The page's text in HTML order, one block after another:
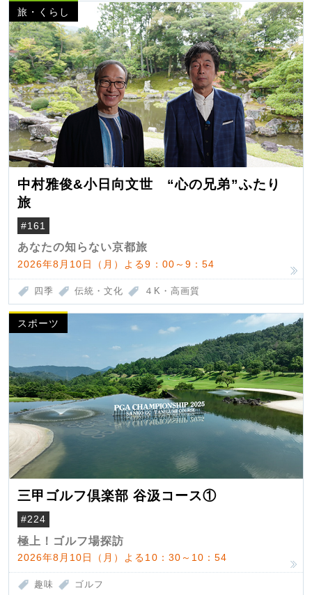
旅・くらし
中村雅俊&小日向文世 “心の兄弟”ふたり
旅
#161
あなたの知らない京都旅
2026年8月10日（月）よる9：00～9：54
四季 伝統・文化 ４K・高画質
スポーツ
三甲ゴルフ倶楽部 谷汲コース①
#224
極上！ゴルフ場探訪
2026年8月10日（月）よる10：30～10：54
趣味 ゴルフ